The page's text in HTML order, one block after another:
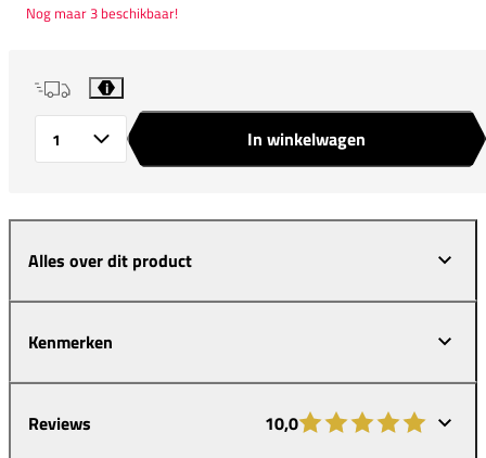
Nog maar 3 beschikbaar!
i
In winkelwagen
Alles over dit product
Kenmerken
Reviews 10,0